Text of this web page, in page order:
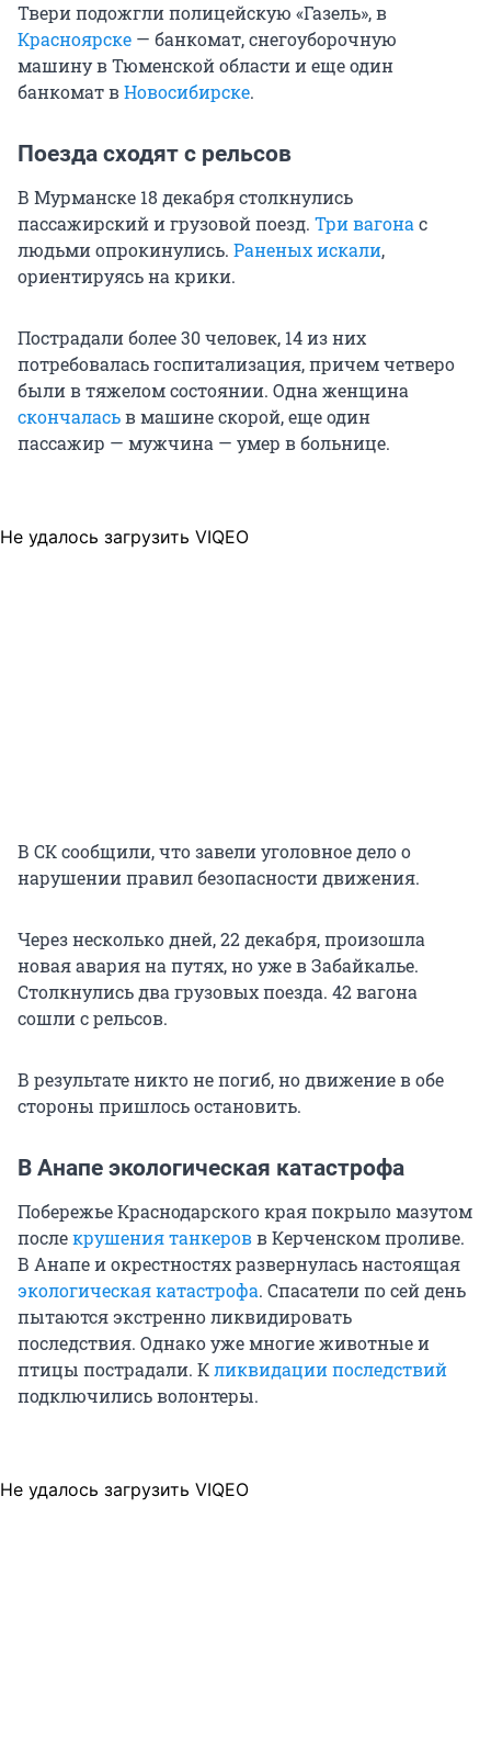
Твери подожгли полицейскую «Газель», в
Красноярске — банкомат, снегоуборочную
машину в Тюменской области и еще один
банкомат вНовосибирске.
Поезда сходят с рельсов
В Мурманске 18 декабря столкнулись
пассажирский и грузовой поезд. Три вагона с
людьми опрокинулись. Раненых искали,
ориентируясь на крики.
Пострадали более 30 человек, 14 из них
потребовалась госпитализация, причем четверо
были в тяжелом состоянии. Одна женщина
скончаласьв машине скорой, еще один
пассажир — мужчина — умер в больнице.
Не удалось загрузить VIQEO
В СК сообщили, что завели уголовное дело о
нарушении правил безопасности движения.
Через несколько дней, 22 декабря, произошла
новая авария на путях, но уже в Забайкалье.
Столкнулись два грузовых поезда. 42 вагона
сошли с рельсов.
В результате никто не погиб, но движение в обе
стороны пришлось остановить.
В Анапе экологическая катастрофа
Побережье Краснодарского края покрыло мазутом
послекрушения танкеровв Керченском проливе.
В Анапе и окрестностях развернулась настоящая
экологическая катастрофа. Спасатели по сей день
пытаются экстренно ликвидировать
последствия. Однако уже многие животные и
птицы пострадали. Кликвидации последствий
подключились волонтеры.
Не удалось загрузить VIQEO